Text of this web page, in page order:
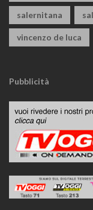
salernitana
vincenzo de luca
Pubblicità